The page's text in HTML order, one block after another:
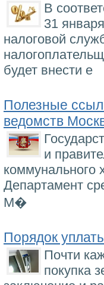
В
31
налоговой
будет внести е
Полезные
ведомств
и
коммунального
Департамент
М�
Порядок
Почти
покупка